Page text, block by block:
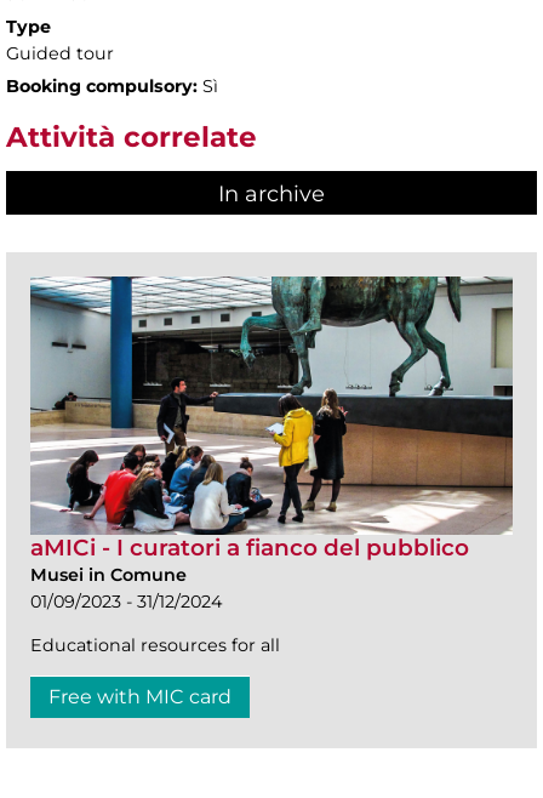
Type
Guided tour
Booking compulsory: Sì
Attività correlate
In archive
aMICi - I curatori a fianco del pubblico
Musei in Comune
01/09/2023 - 31/12/2024
Educational resources for all
Free with MIC card